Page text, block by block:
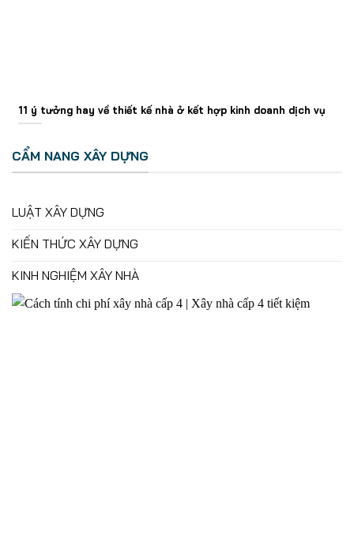
11 ý tưởng hay về thiết kế nhà ở kết hợp kinh doanh dịch vụ
CẨM NANG XÂY DỰNG
LUẬT XÂY DỰNG
KIẾN THỨC XÂY DỰNG
KINH NGHIỆM XÂY NHÀ